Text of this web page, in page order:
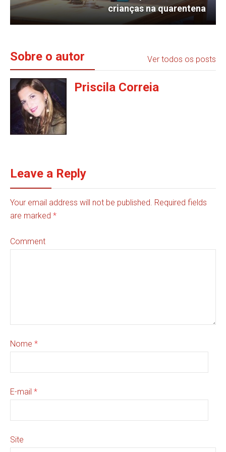
crianças na quarentena
Sobre o autor Ver todos os posts
Priscila Correia
Leave a Reply
Your email address will not be published. Required fields
are marked *
Comment
Nome *
E-mail *
Site